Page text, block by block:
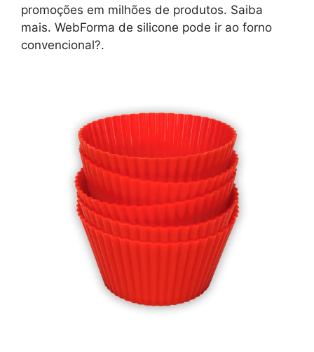
promoções em milhões de produtos. Saiba
mais. WebForma de silicone pode ir ao forno
convencional?.